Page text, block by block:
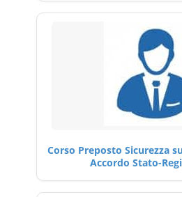
Corso Preposto Sicurezza
Accordo Stato-